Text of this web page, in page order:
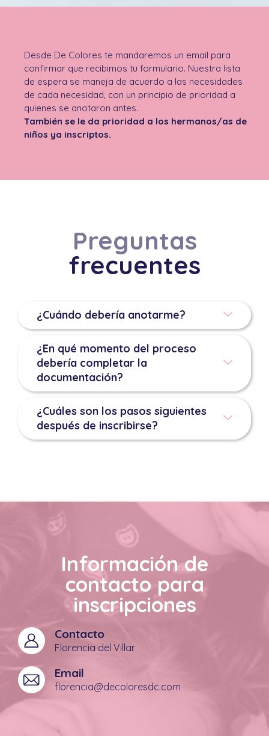
Desde De Colores te mandaremos un email para
confirmar que recibimos tu formulario. Nuestra lista
de espera se maneja de acuerdo a las necesidades
de cada necesidad, con un principio de prioridad a
quienes se anotaron antes.
También se le da prioridad a los hermanos/as de
niños ya inscriptos.
Preguntas
frecuentes
¿Cuándo debería anotarme?
¿En qué momento del proceso
debería completar la
documentación?
¿Cuáles son los pasos siguientes
después de inscribirse?
Información de
contacto para
inscripciones
Contacto
Florencia del Villar
Email
florencia@decoloresdc.com